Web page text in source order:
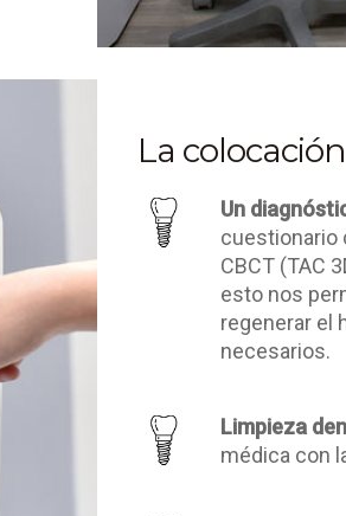
La
Un
cuestionario
CBCT (TAC
esto nos
regenerar el
necesarios.
Limpieza
médica con